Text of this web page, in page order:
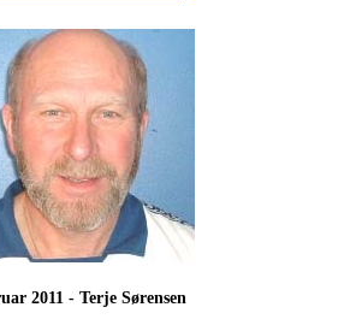
2011 - Terje Sørensen